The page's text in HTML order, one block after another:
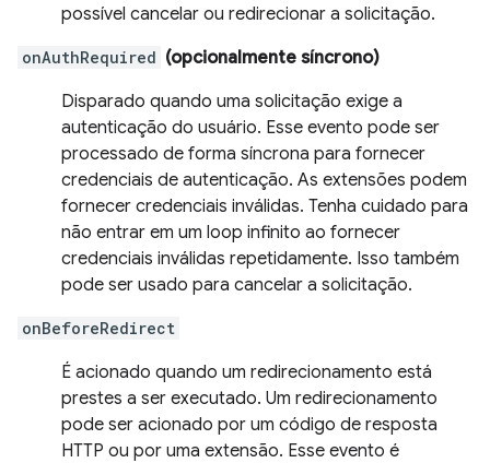
possível cancelar ou redirecionar a solicitação.
onAuthRequired (opcionalmente síncrono)
Disparado quando uma solicitação exige a
autenticação do usuário. Esse evento pode ser
processado de forma síncrona para fornecer
credenciais de autenticação. As extensões podem
fornecer credenciais inválidas. Tenha cuidado para
não entrar em um loop infinito ao fornecer
credenciais inválidas repetidamente. Isso também
pode ser usado para cancelar a solicitação.
onBeforeRedirect
É acionado quando um redirecionamento está
prestes a ser executado. Um redirecionamento
pode ser acionado por um código de resposta
HTTP ou por uma extensão. Esse evento é